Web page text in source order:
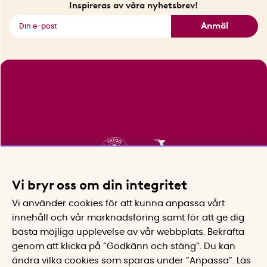
Inspireras av våra nyhetsbrev!
Anmäl
Vi bryr oss om din integritet
Vi använder cookies för att kunna anpassa vårt
innehåll och vår marknadsföring samt för att ge dig
bästa möjliga upplevelse av vår webbplats.
Bekräfta
genom att klicka på “Godkänn och stäng”. Du kan
ändra vilka cookies som sparas under ”Anpassa”.
Läs